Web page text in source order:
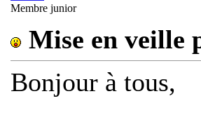
Membre junior
Mise en veille
Bonjour à tous,